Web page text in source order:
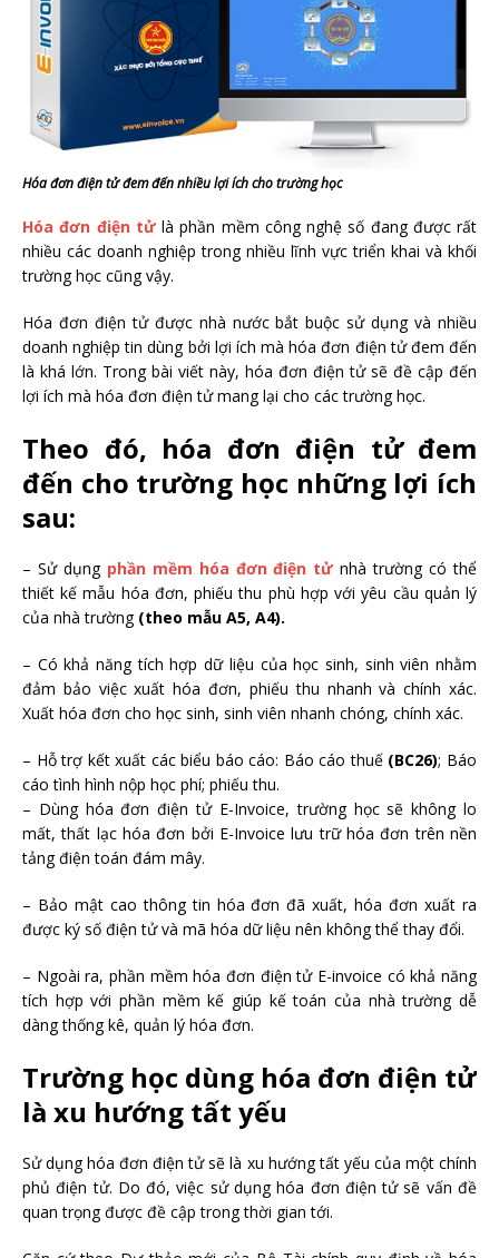
Hóa đơn điện tử đem đến nhiều lợi ích cho trường học
Hóa đơn điện tửlà phần mềm công nghệ số đang được rất
nhiều các doanh nghiệp trong nhiều lĩnh vực triển khai và khối
trường học cũng vậy.
Hóa đơn điện tử được nhà nước bắt buộc sử dụng và nhiều
doanh nghiệp tin dùng bởi lợi ích mà hóa đơn điện tử đem đến
là khá lớn. Trong bài viết này, hóa đơn điện tử sẽ đề cập đến
lợi ích mà hóa đơn điện tử mang lại cho các trường học.
Theo đó, hóa đơn điện tử đem
đến cho trường học những lợi ích
sau:
– Sử dụng phần mềm hóa đơn điện tửnhà trường có thể
thiết kế mẫu hóa đơn, phiếu thu phù hợp với yêu cầu quản lý
của nhà trường(theo mẫu A5, A4).
– Có khả năng tích hợp dữ liệu của học sinh, sinh viên nhằm
đảm bảo việc xuất hóa đơn, phiếu thu nhanh và chính xác.
Xuất hóa đơn cho học sinh, sinh viên nhanh chóng, chính xác.
– Hỗ trợ kết xuất các biểu báo cáo: Báo cáo thuế (BC26); Báo
cáo tình hình nộp học phí; phiếu thu.
– Dùng hóa đơn điện tử E-Invoice, trường học sẽ không lo
mất, thất lạc hóa đơn bởi E-Invoice lưu trữ hóa đơn trên nền
tảng điện toán đám mây.
– Bảo mật cao thông tin hóa đơn đã xuất, hóa đơn xuất ra
được ký số điện tử và mã hóa dữ liệu nên không thể thay đổi.
– Ngoài ra, phần mềm hóa đơn điện tử E-invoice có khả năng
tích hợp với phần mềm kế giúp kế toán của nhà trường dễ
dàng thống kê, quản lý hóa đơn.
Trường học dùng hóa đơn điện tử
là xu hướng tất yếu
Sử dụng hóa đơn điện tử sẽ là xu hướng tất yếu của một chính
phủ điện tử. Do đó, việc sử dụng hóa đơn điện tử sẽ vấn đề
quan trọng được đề cập trong thời gian tới.